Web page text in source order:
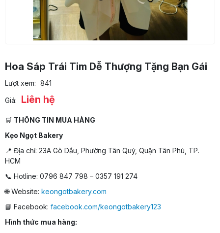
Hoa Sáp Trái Tim Dễ Thượng Tặng Bạn Gái
Lượt xem: 841
Giá: Liên hệ
🛒 THÔNG TIN MUA HÀNG
Kẹo Ngọt Bakery
📍 Địa chỉ: 23A Gò Dầu, Phường Tân Quý, Quận Tân Phú, TP.
HCM
📞 Hotline: 0796 847 798 – 0357 191 274
🌐 Website: keongotbakery.com
📘 Facebook: facebook.com/keongotbakery123
Hình thức mua hàng: